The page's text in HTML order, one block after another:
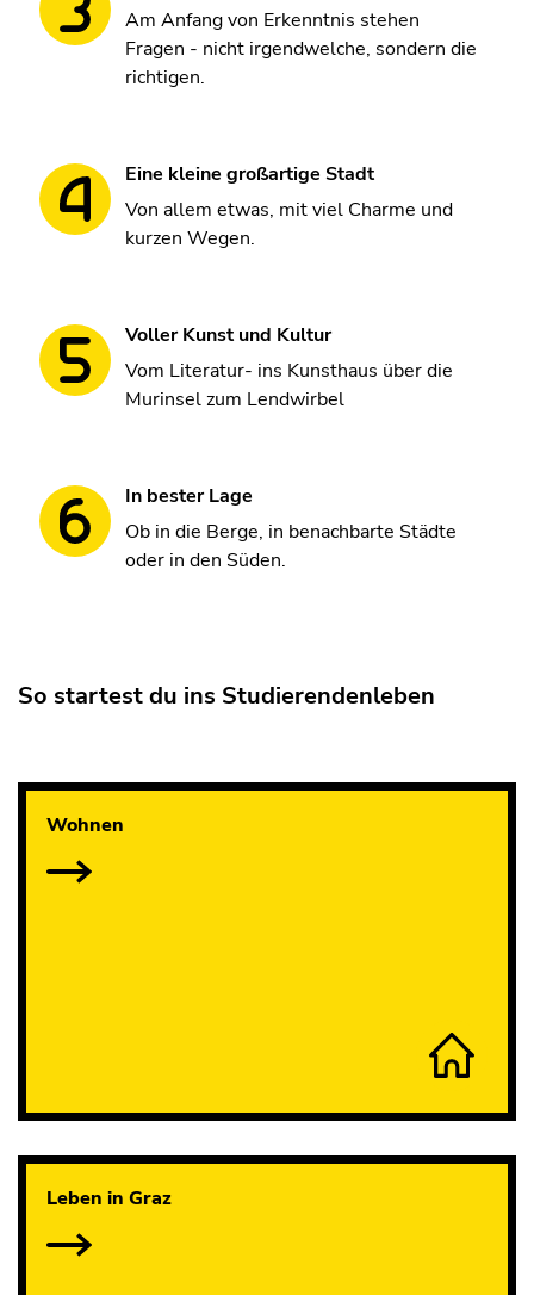
Am Anfang von Erkenntnis stehen
Fragen - nicht irgendwelche, sondern die
richtigen.
Eine kleine großartige Stadt
Von allem etwas, mit viel Charme und
kurzen Wegen.
Voller Kunst und Kultur
Vom Literatur- ins Kunsthaus über die
Murinsel zum Lendwirbel
In bester Lage
Ob in die Berge, in benachbarte Städte
oder in den Süden.
So startest du ins Studierendenleben
Wohnen
Leben in Graz